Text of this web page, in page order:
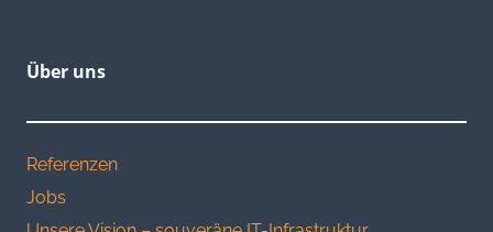
Über uns
Referenzen
Jobs